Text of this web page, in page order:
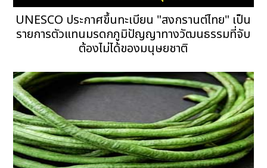
UNESCO ประกาศขึ้นทะเบียน "สงกรานต์ไทย" เป็น
รายการตัวแทนมรดกภูมิปัญญาทางวัฒนธรรมที่จับ
ต้องไม่ได้ของมนุษยชาติ